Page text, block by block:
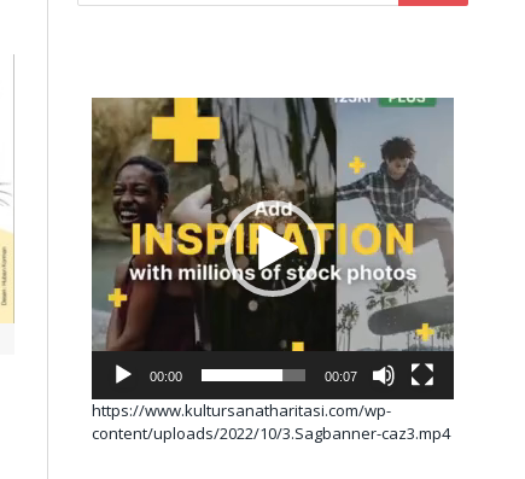
Video
oynatıcı
00:00 00:07
https://www.kultursanatharitasi.com/wp-
content/uploads/2022/10/3.Sagbanner-caz3.mp4